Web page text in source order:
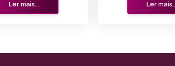
Ler mais... Ler